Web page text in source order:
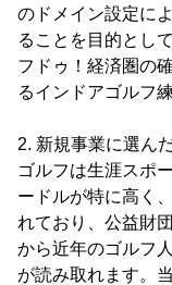
のドメイン設定に
ることを目的とし
フドゥ！経済圏の
るインドアゴルフ
2. 新規事業に選ん
ゴルフは生涯スポ
ードルが特に高く
れており、公益財
から近年のゴルフ
が読み取れます。